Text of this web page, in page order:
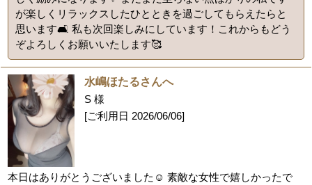
が楽しくリラックスしたひとときを過ごしてもらえたらと
思います🛋️ 私も次回楽しみにしています！これからもどう
ぞよろしくお願いいたします🥰
水嶋ほたるさんへ
S 様
[ご利用日 2026/06/06]
本日はありがとうございました☺️ 素敵な女性で嬉しかったで